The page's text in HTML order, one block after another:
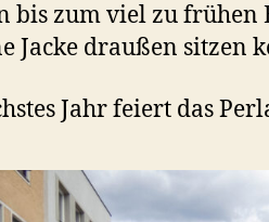
bis zum viel zu frühen
Jacke draußen sitzen
Jahr feiert das